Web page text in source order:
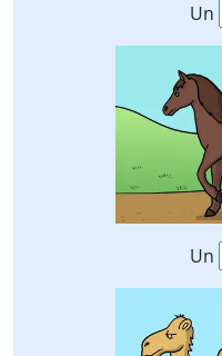
Un
Un